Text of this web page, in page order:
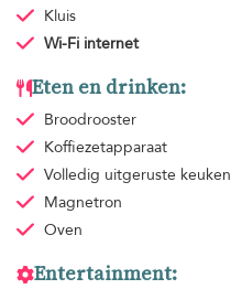
Kluis
Wi-Fi internet
Eten en drinken:
Broodrooster
Koffiezetapparaat
Volledig uitgeruste keuken
Magnetron
Oven
Entertainment: